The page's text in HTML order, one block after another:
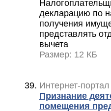
декларацию по
получения
представлять
вычета
Размер: 12 КБ
Интернет-
Признание
помещения